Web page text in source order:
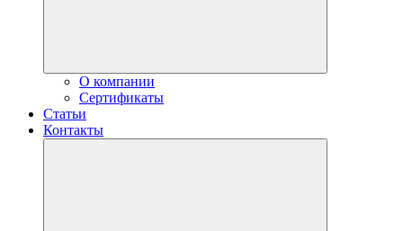
О компании
Сертификаты
Статьи
Контакты